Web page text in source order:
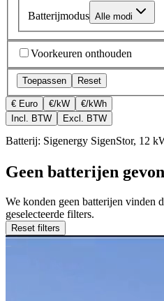
Batterijmodus Alle modi
Voorkeuren onthouden
Toepassen Reset
€ Euro €/kW
€/kWh
Incl. BTW
Excl. BTW
Batterij: Sigenergy SigenStor, 12
Geen batterijen
We konden geen batterijen vinden
geselecteerde filters.
Reset filters